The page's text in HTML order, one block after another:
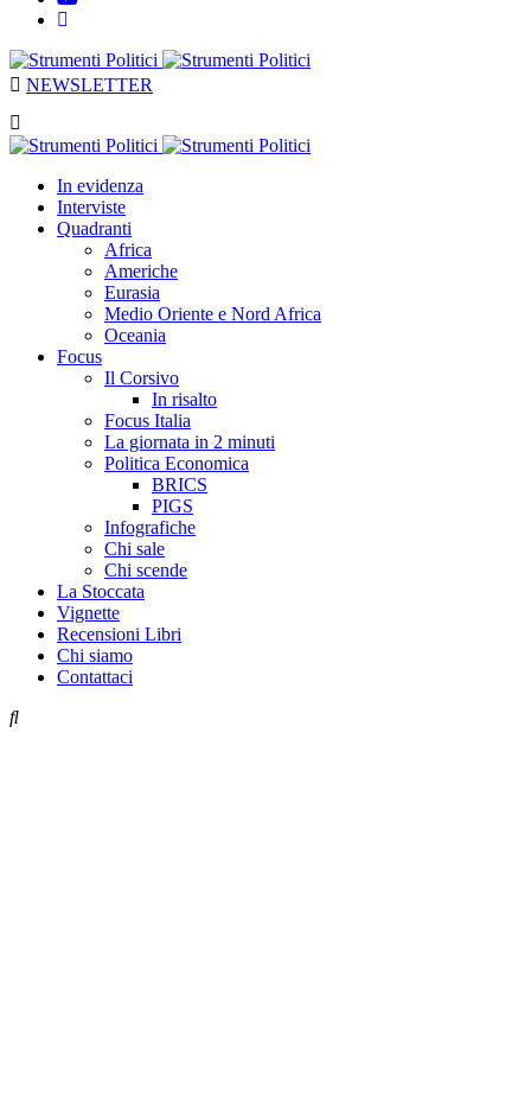
NEWSLETTER
In evidenza
Interviste
Quadranti
Africa
Americhe
Eurasia
Medio Oriente e Nord Africa
Oceania
Focus
Il Corsivo
In risalto
Focus Italia
La giornata in 2 minuti
Politica Economica
BRICS
PIGS
Infografiche
Chi sale
Chi scende
La Stoccata
Vignette
Recensioni Libri
Chi siamo
Contattaci